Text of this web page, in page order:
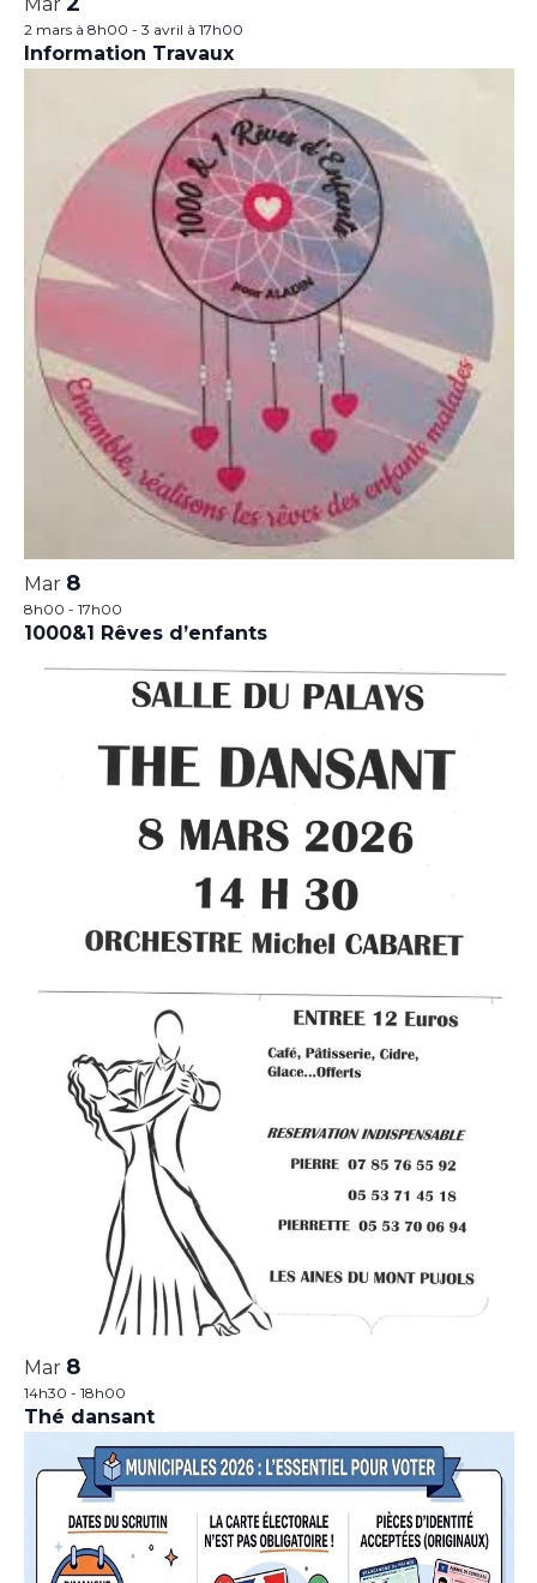
Mar
2 mars à 8h00 - 3 avril à 17h00
Information Travaux
Mar 8
8h00 - 17h00
1000&1 Rêves d’enfants
Mar 8
14h30 - 18h00
Thé dansant